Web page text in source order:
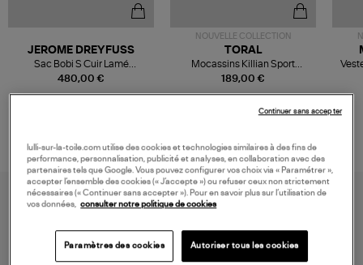
480,00 €
JEROME DREYFUSS
Sac Bobi S Cuir Lamé
Champagne
NOUVELLE COLLECTION
189,00 €
TORAL
Mocassins Killian Sport
Mousse
lulli-sur-la-toile.com utilise des cookies et technologies similaires à des fins de
performance, personnalisation, publicité et analyses, en collaboration avec des
partenaires tels que Google. Vous pouvez configurer vos choix via « Paramétrer »,
accepter l’ensemble des cookies (« J’accepte ») ou refuser ceux non strictement
nécessaires (« Continuer sans accepter »). Pour en savoir plus sur l’utilisation de
vos données,
consulter notre politique de cookies
Paramètres des cookies Autoriser tous les cookies
Continuer sans accepter